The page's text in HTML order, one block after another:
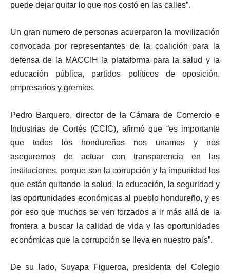
puede dejar quitar lo que nos costó en las calles”.
Un gran numero de personas acuerparon la movilización
convocada por representantes de la coalición para la
defensa de la MACCIH la plataforma para la salud y la
educación pública, partidos políticos de oposición,
empresarios y gremios.
Pedro Barquero, director de la Cámara de Comercio e
Industrias de Cortés (CCIC), afirmó que “es importante
que todos los hondureños nos unamos y nos
aseguremos de actuar con transparencia en las
instituciones, porque son la corrupción y la impunidad los
que están quitando la salud, la educación, la seguridad y
las oportunidades económicas al pueblo hondureño, y es
por eso que muchos se ven forzados a ir más allá de la
frontera a buscar la calidad de vida y las oportunidades
económicas que la corrupción se lleva en nuestro país”.
De su lado, Suyapa Figueroa, presidenta del Colegio